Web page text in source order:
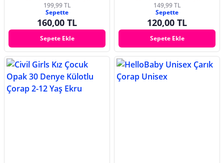
199,99 TL
Sepette
160,00 TL
Sepete Ekle
149,99 TL
Sepette
120,00 TL
Sepete Ekle